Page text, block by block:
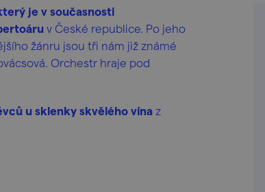
je v současnosti
v České republice. Po jeho
žánru jsou tři nám již známé
Orchestr hraje pod
u sklenky skvělého vína z